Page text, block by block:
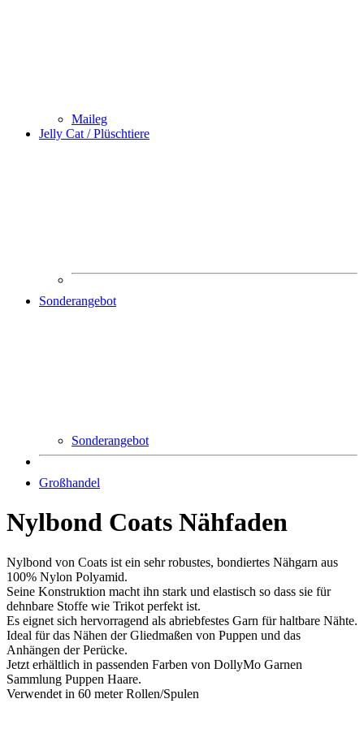
Maileg
Jelly Cat / Plüschtiere
Sonderangebot
Sonderangebot
Großhandel
Nylbond Coats Nähfaden
Nylbond von Coats ist ein sehr robustes, bondiertes Nähgarn aus
100% Nylon Polyamid.
Seine Konstruktion macht ihn stark und elastisch so dass sie für
dehnbare Stoffe wie Trikot perfekt ist.
​Es eignet sich hervorragend als abriebfestes Garn für haltbare Nähte.
Ideal für das Nähen der Gliedmaßen von Puppen und das
Anhängen der Perücke.
Jetzt erhältlich in passenden Farben von DollyMo Garnen
Sammlung Puppen Haare.
Verwendet in 60 meter Rollen/Spulen